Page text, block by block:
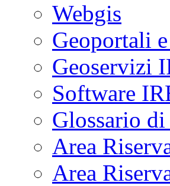
Webgis
Geoportali
Geoservizi
Software
Glossario
Area
Area